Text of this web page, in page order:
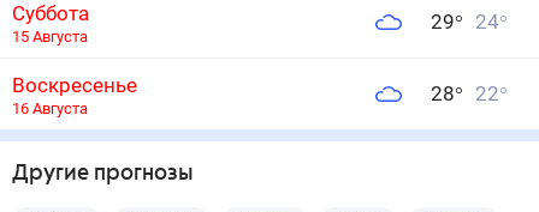
Суббота
15 Августа
29° 24°
Воскресенье
16 Августа
28° 22°
Другие прогнозы